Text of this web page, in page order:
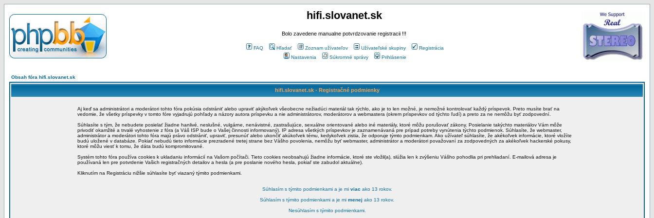
hifi.slovanet.sk
Bolo zavedene manualne potvrdzovanie registracii !!!
FAQ Hľadať Zoznam užívateľov Užívateľské skupiny
Registrácia
Nastavenia
Súkromné správy Prihlásenie
Obsah fóra hifi.slovanet.sk
hifi.slovanet.sk - Registračné podmienky
Aj keď sa administrátori a moderátori tohto fóra pokúsia odstrániť alebo upraviť akýkoľvek všeobecne nežiadúci materiál tak rýchlo, ako je to len možné, je nemožné kontrolovať každý príspevok. Preto musíte brať na
vedomie, že všetky príspevky v tomto fóre vyjadrujú pohľady a názory autora príspevku a nie administrátorov, moderátorov a webmastera (okrem príspevkov od týchto ľudí) a preto za ne nemôžu byť zodpovední.
Súhlasíte s tým, že nebudete posielať žiadne hanlivé, neslušné, vulgárne, nenávistné, zastrašujúce, sexuálne orientované alebo iné materiály, ktoré môžu porušovať zákony. Posielanie takýchto materiálov Vám môže
privodiť okamžité a trvalé vyhostenie z fóra (a Váš ISP bude o Vašej činnosti informovaný). IP adresa všetkých príspevkov je zaznamenávaná pre prípad potreby vynútenia týchto podmienok. Súhlasíte, že webmaster,
administrátor a moderátori tohto fóra majú právo odstrániť, upraviť, presunúť alebo ukončiť akúkoľvek tému, kedykoľvek zistia, že odporuje týmto podmienkam. Ako užívateľ súhlasíte, že akékoľvek informácie, ktoré vložíte
budú uložené v databáze. Pokiať nebudú tieto informácie prezradené tretej strane bez Vášho povolenia, nemôžu byť webmaster, administrátor a moderátori považovaní za zodpovedných za akékoľvek hackerské pokusy,
ktoré môžu viesť k tomu, že dáta budú kompromitované.
Systém tohto fóra používa cookies k ukladaniu informácií na Vašom počítači. Tieto cookies neobsahujú žiadne informácie, ktoré ste vložil(a), slúžia len k zvýšeniu Vášho pohodlia pri prehliadaní. E-mailová adresa je
používaná len pre potvrdenie Vašich registračných detailov a hesla (a pre poslanie nového hesla, pokiaľ ste zabudol aktuálne).
Kliknutím na Registráciu nižšie súhlasíte byť viazaný týmito podmienkami.
Súhlasím s týmito podmienkami a je mi viac ako 13 rokov.
Súhlasím s týmito podmienkami a je mi menej ako 13 rokov.
Nesúhlasím s týmito podmienkami.